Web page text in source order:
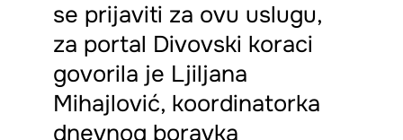
se prijaviti za ovu uslugu,
za portal Divovski koraci
govorila je Ljiljana
Mihajlović, koordinatorka
dnevnog boravka